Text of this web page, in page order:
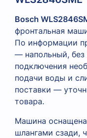
Bosch
фронтальная
По информации
— напольный, без
подключения
подачи воды и
поставки —
товара.
Машина
шлангами сзади,